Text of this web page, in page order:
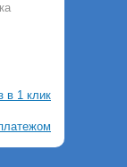
в 1 клик